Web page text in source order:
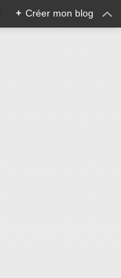
+ Créer mon blog